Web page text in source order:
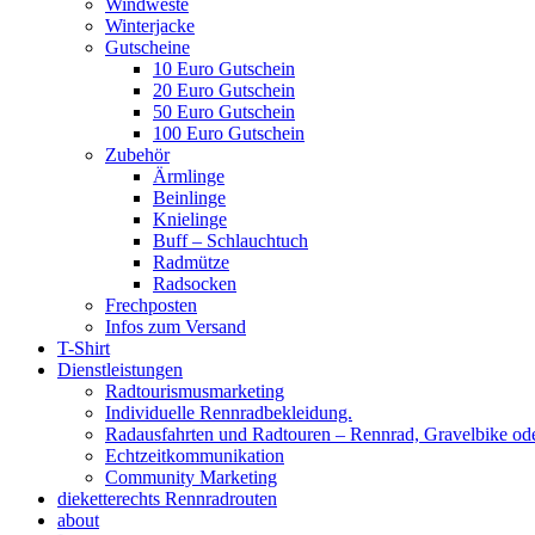
Windweste
Winterjacke
Gutscheine
10 Euro Gutschein
20 Euro Gutschein
50 Euro Gutschein
100 Euro Gutschein
Zubehör
Ärmlinge
Beinlinge
Knielinge
Buff – Schlauchtuch
Radmütze
Radsocken
Frechposten
Infos zum Versand
T-Shirt
Dienstleistungen
Radtourismusmarketing
Individuelle Rennradbekleidung.
Radausfahrten und Radtouren – Rennrad, Gravelbike
Echtzeitkommunikation
Community Marketing
dieketterechts Rennradrouten
about